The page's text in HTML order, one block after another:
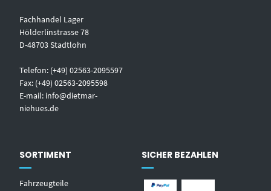
Fachhandel Lager
Hölderlinstrasse 78
D-48703 Stadtlohn
Telefon: (+49) 02563-2095597
Fax: (+49) 02563-2095598
E-mail: info@dietmar-
niehues.de
SORTIMENT
Fahrzeugteile
SICHER BEZAHLEN